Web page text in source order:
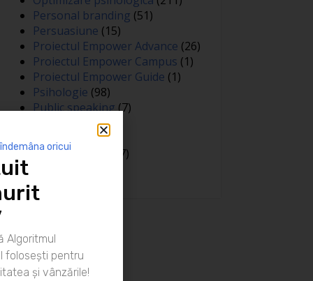
Personal branding (51)
Persuasiune (15)
Proiectul Empower Advance (26)
Proiectul Empower Campus (1)
Proiectul Empower Guide (1)
Psihologie (98)
Public speaking(7)
(81)
Spiritualitate
(127)
oricui
Algoritmul
folosești pentru
și vânzările!